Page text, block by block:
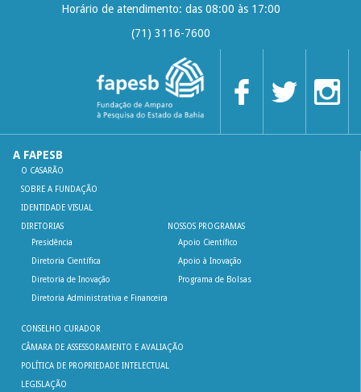
Horário de atendimento: das 08:00 às 17:00
(71) 3116-7600
A FAPESB
O CASARÃO
SOBRE A FUNDAÇÃO
IDENTIDADE VISUAL
DIRETORIAS
Presidência
Diretoria Científica
Diretoria de Inovação
Diretoria Administrativa e Financeira
NOSSOS PROGRAMAS
Apoio Científico
Apoio à Inovação
Programa de Bolsas
CONSELHO CURADOR
CÂMARA DE ASSESSORAMENTO E AVALIAÇÃO
POLÍTICA DE PROPRIEDADE INTELECTUAL
LEGISLAÇÃO